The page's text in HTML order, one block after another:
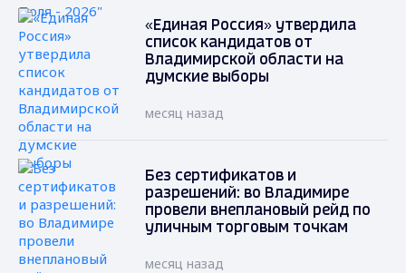
«Единая Россия» утвердила
список кандидатов от
Владимирской области на
думские выборы
месяц назад
Без сертификатов и
разрешений: во Владимире
провели внеплановый рейд по
уличным торговым точкам
месяц назад